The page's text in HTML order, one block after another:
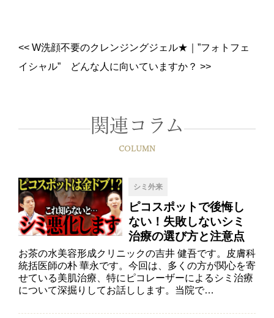
<<W洗顔不要のクレンジングジェル★
”フォトフェ
イシャル” どんな人に向いていますか？ >>
関連コラム
COLUMN
シミ外来
ピコスポットで後悔し
ない！失敗しないシミ
治療の選び方と注意点
お茶の水美容形成クリニックの吉井 健吾です。皮膚科
統括医師の朴 華永です。今回は、多くの方が関心を寄
せている美肌治療、特にピコレーザーによるシミ治療
について深掘りしてお話しします。当院で…